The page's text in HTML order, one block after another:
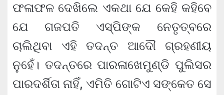
ଫଳାଫଳ ଦେଖିଲେ ଏକଥା ଯେ କେହି କହିବେ
ଯେ ଗଜପତି ଏସ୍‌ପିଙ୍କ ନେତୃତ୍ବରେ
ଚାଲିଥିବା ଏହି ତଦନ୍ତ ଆଦୌ ଗ୍ରହଣୀୟ
ନୁହେଁ। ତଦନ୍ତରେ ପାରଳାଖେମୁଣ୍ଡି ପୁଲିସର
ପାରଦର୍ଶିତା ନାହିଁ, ଏମିତି ଗୋଟିଏ ସଙ୍କେତ ସେ